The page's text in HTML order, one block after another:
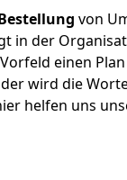
von
in der
einen
wird die
helfen uns